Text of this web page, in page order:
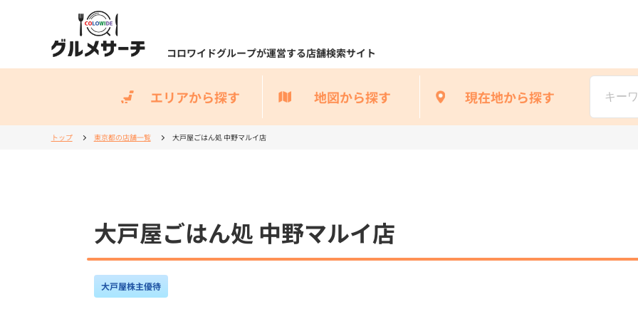
コロワイドグループが運営する店舗検索サイト
エリアから探す 地図から探す 現在地から探す
トップ 東京都の店舗一覧 大戸屋ごはん処 中野マルイ店
大戸屋ごはん処 中野マルイ店
大戸屋株主優待